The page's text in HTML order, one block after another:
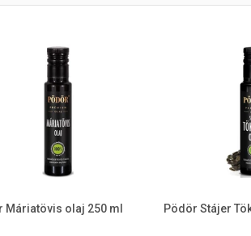
Máriatövis olaj 250 ml Pödör Stájer